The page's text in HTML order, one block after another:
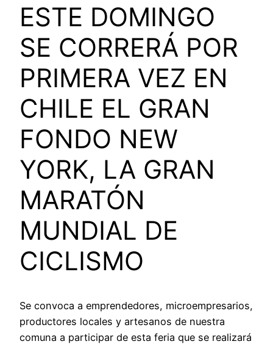
ESTE DOMINGO
SE CORRERÁ POR
PRIMERA VEZ EN
CHILE EL GRAN
FONDO NEW
YORK, LA GRAN
MARATÓN
MUNDIAL DE
CICLISMO
Se convoca a emprendedores, microempresarios,
productores locales y artesanos de nuestra
comuna a participar de esta feria que se realizará